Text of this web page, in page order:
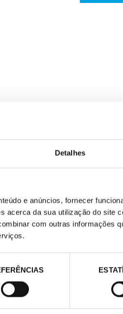
Detalhes
e anúncios, fornecer
acerca da sua utilização do site
com outras informações
eletrônico